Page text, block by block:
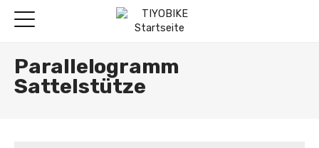
Parallelogramm
Sattelstütze